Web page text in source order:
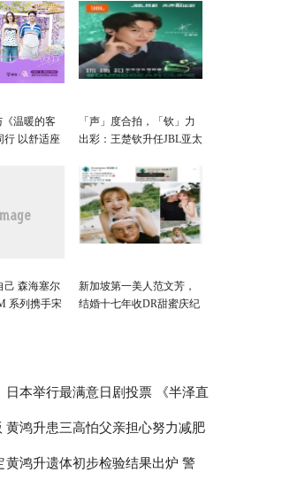
《温暖的客
行 以舒适座
「声」度合拍，「钦」力
出彩：王楚钦升任JBL亚太
己 森海塞尔
系列携手宋
新加坡第一美人范文芳，
结婚十七年收DR甜蜜庆纪
日本举行最满意日剧投票 《半泽直
树2》夺得第一
黄鸿升患三高怕父亲担心努力减肥
赚钱交父亲管理
黄鸿升遗体初步检验结果出炉 警